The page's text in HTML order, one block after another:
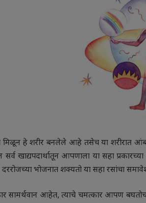
मिळून हे शरीर बनलेले आहे तसेच या शरीरात
खाद्यपदार्थातून आपणाला या सहा
भोजनात शक्यतो या सहा रसांचा
सामर्थवान आहेत, त्याचे चमत्कार आपण बघतोच.